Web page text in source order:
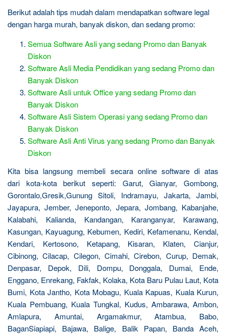
Berikut adalah tips mudah dalam mendapatkan software legal
dengan harga murah, banyak diskon, dan sedang promo:
Semua Software Asli yang sedang Promo dan Banyak
Diskon
Software Asli Media Pendidikan yang sedang Promo dan
Banyak Diskon
Software Asli untuk Office yang sedang Promo dan
Banyak Diskon
Software Asli Sistem Operasi yang sedang Promo dan
Banyak Diskon
Software Asli Anti Virus yang sedang Promo dan Banyak
Diskon
Kita bisa langsung membeli secara online software di atas
dari kota-kota berikut seperti: Garut, Gianyar, Gombong,
Gorontalo,Gresik,Gunung Sitoli, Indramayu, Jakarta, Jambi,
Jayapura, Jember, Jeneponto, Jepara, Jombang, Kabanjahe,
Kalabahi, Kalianda, Kandangan, Karanganyar, Karawang,
Kasungan, Kayuagung, Kebumen, Kediri, Kefamenanu, Kendal,
Kendari, Kertosono, Ketapang, Kisaran, Klaten, Cianjur,
Cibinong, Cilacap, Cilegon, Cimahi, Cirebon, Curup, Demak,
Denpasar, Depok, Dili, Dompu, Donggala, Dumai, Ende,
Enggano, Enrekang, Fakfak, Kolaka, Kota Baru Pulau Laut, Kota
Bumi, Kota Jantho, Kota Mobagu, Kuala Kapuas, Kuala Kurun,
Kuala Pembuang, Kuala Tungkal, Kudus, Ambarawa, Ambon,
Amlapura, Amuntai, Argamakmur, Atambua, Babo,
BaganSiapiapi, Bajawa, Balige, Balik Papan, Banda Aceh,